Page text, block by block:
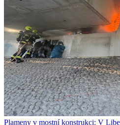
Plameny v mostní konstrukci: V